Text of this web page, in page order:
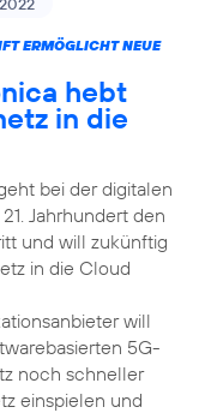
ERMÖGLICHT NEUE
hebt
in die
bei der digitalen
Jahrhundert den
und will zukünftig
in die Cloud
will
5G-
noch schneller
einspielen und